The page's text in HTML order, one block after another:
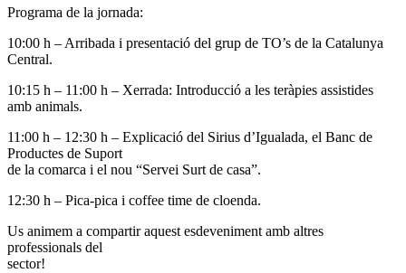
Programa de la jornada:
10:00 h – Arribada i presentació del grup de TO’s de la Catalunya
Central.
10:15 h – 11:00 h – Xerrada: Introducció a les teràpies assistides
amb animals.
11:00 h – 12:30 h – Explicació del Sirius d’Igualada, el Banc de
Productes de Suport
de la comarca i el nou “Servei Surt de casa”.
12:30 h – Pica-pica i coffee time de cloenda.
Us animem a compartir aquest esdeveniment amb altres
professionals del
sector!